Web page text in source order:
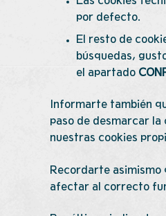
por defecto.
El resto de
búsquedas,
el apartado
Informarte también
paso de desmarcar
nuestras cookies
Recordarte asimismo
afectar al correcto